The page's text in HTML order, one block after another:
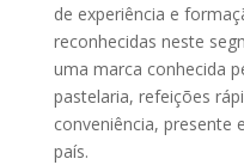
de experiência e
reconhecidas neste
uma marca conhecida
pastelaria, refeições
conveniência, presente
país.